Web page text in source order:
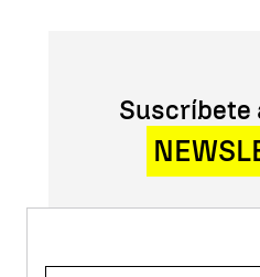
Suscríbete